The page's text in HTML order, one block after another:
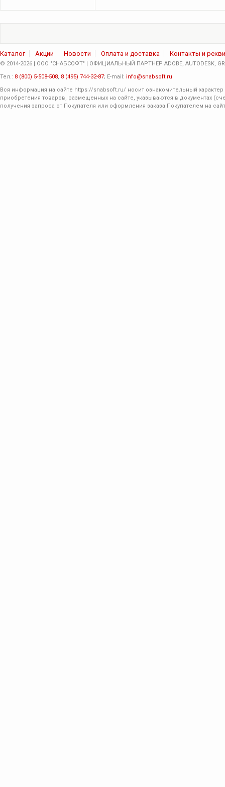
Каталог Акции Новости Оплата и доставка Контакты и
© 2014-2026 | ООО "СНАБСОФТ" | ОФИЦИАЛЬНЫЙ ПАРТНЕР ADOBE, AUTODESK,
Тел.: 8 (800) 5-508-508, 8 (495) 744-32-87; E-mail: info@snabsoft.ru
Вся информация на сайте https://snabsoft.ru/ носит ознакомительный
приобретения товаров, размещенных на сайте, указываются в документах
получения запроса от Покупателя или оформления заказа Покупателем на